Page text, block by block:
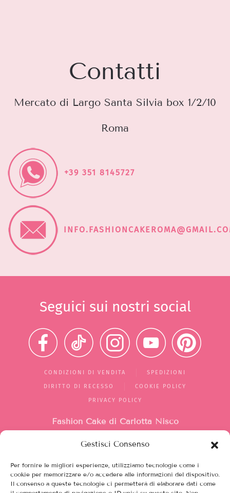
Gestisci Consenso
Per fornire le migliori esperienze, utilizziamo tecnologie come i
cookie per memorizzare e/o accedere alle informazioni del dispositivo.
Il consenso a queste tecnologie ci permetterà di elaborare dati come
Contatti
Mercato di Largo Santa Silvia box 1/2/10
Roma
+39 351 8145727
Seguici sui nostri social
CONDIZIONI DI VENDITA SPEDIZIONI
DIRITTO DI RECESSO COOKIE POLICY
PRIVACY POLICY
Fashion Cake di Carlotta Nisco
Mercato di Largo Santa Silvia
00149, Roma (RM)